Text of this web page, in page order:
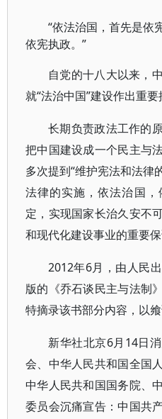
“依法治国，首先是依
依宪执政。”
自党的十八大以来，
就“法治中国”建设作出重要
长期负责政法工作的
把中国建设成一个民主与
多次提到“维护宪法和法律
法律的实施，依法治国
定，实现国家长治久安不
和现代化建设事业的重要保
2012年6月，由人民
版的《乔石谈民主与法制
特摘录该书部分内容，以飨
新华社北京6月14日
会、中华人民共和国全国
中华人民共和国国务院、
委员会沉痛宣告：中国共